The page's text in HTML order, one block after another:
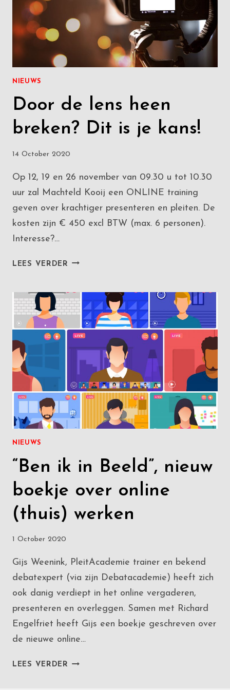
NIEUWS
Door de lens heen
breken? Dit is je kans!
14 October 2020
Op 12, 19 en 26 november van 09.30 u tot 10.30
uur zal Machteld Kooij een ONLINE training
geven over krachtiger presenteren en pleiten. De
kosten zijn € 450 excl BTW (max. 6 personen).
Interesse?…
LEES VERDER DOOR
HEEN
BREKEN?
IS
JE
KANS!
NIEUWS
“Ben ik in Beeld”, nieuw
boekje over online
(thuis) werken
1 October 2020
Gijs Weenink, PleitAcademie trainer en bekend
debatexpert (via zijn Debatacademie) heeft zich
ook danig verdiept in het online vergaderen,
presenteren en overleggen. Samen met Richard
Engelfriet heeft Gijs een boekje geschreven over
de nieuwe online…
LEES VERDER “BEN